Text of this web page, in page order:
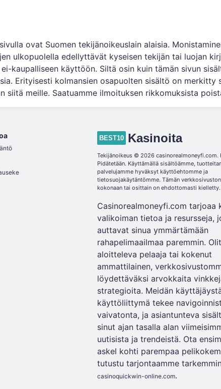
ovat Suomen tekijänoikeuslain alaisia.
ulkopuolella edellyttävät kyseisen tekijän tai luojan
kaupalliseen käyttöön. Siltä osin kuin tämän sivun
Erityisesti kolmansien osapuolten sisältö on merkitty
siitä meille. Saatuamme ilmoituksen rikkomuksista
BEST10 Kasinoita
Tekijänoikeus © 2026 casinorealmoneyfi.com.
Pidätetään. Käyttämällä sisältöämme,
palvelujamme hyväksyt käyttöehtomme ja
tietosuojakäytäntömme. Tämän
kokonaan tai osittain on ehdottomasti kielletty.
Casinorealmoneyfi.com tarjoaa
valikoiman tietoa ja resursseja,
auttavat sinua ymmärtämään
rahapelimaailmaa paremmin.
aloitteleva pelaaja tai kokenut
ammattilainen,
löydettäväksi arvokkaita
strategioita. Meidän
käyttöliittymä tekee
vaivatonta, ja asiantunteva
sinut ajan tasalla alan
uutisista ja trendeistä. Ota
askel kohti parempaa
tutustu tarjontaamme
casinoquickwin-online.com.